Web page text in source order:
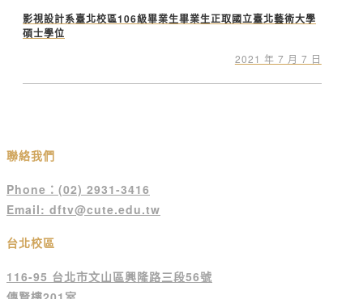
影視設計系臺北校區106級畢業生畢業生正取國立臺北藝術大學
碩士學位
2021 年 7 月 7 日
聯絡我們
Phone：(02) 2931-3416
Email: dftv@cute.edu.tw
台北校區
116-95 台北市文山區興隆路三段56號